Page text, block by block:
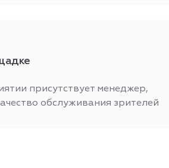
присутствует менеджер,
обслуживания зрителей